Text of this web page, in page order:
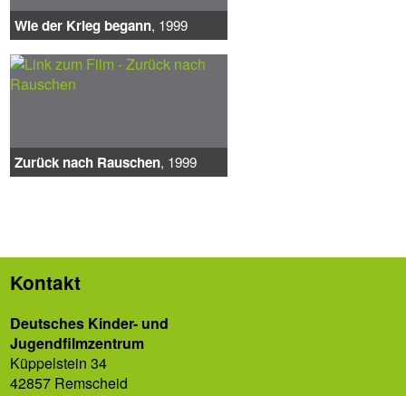
Wie der Krieg begann, 1999
Zurück nach Rauschen, 1999
Kontakt
Deutsches Kinder- und
Jugendfilmzentrum
Küppelstein 34
42857 Remscheid